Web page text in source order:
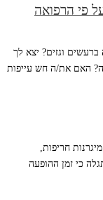
פי הרפואה
וגזים? יצא לך
האם את/ה חש עייפות
מיגרנות חריפות,
כי זמן ההופעה